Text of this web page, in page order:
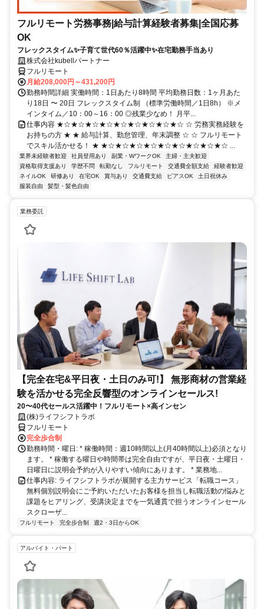
フルリモート労務事務|給与計算経験者募集|全国応募
OK
フレックスタイム✨子育て世代60％活躍中✨在宅勤務手当あり
株式会社kubellパートナー
フルリモート
月給208,000円～431,200円
勤務時間詳細 実働時間：1日あたり8時間 平均勤務日数：1ヶ月あた
り18日 〜 20日 フレックスタイム制 （標準労働時間／1日8h） ※メ
インタイム／10：00～16：00 ◎残業少なめ！ 月平...
仕事内容 ★☆★☆★☆★☆★☆★☆★☆★☆★☆ ☆ 労務実務経験を
お持ちの方 ★ ★ 給与計算、勤怠管理、年末調整 ☆ ☆ フルリモート
でスキル活かせる！ ★ ★☆★☆★☆★☆★☆★☆★☆★☆★☆ ...
業界未経験者歓迎 社員登用あり 副業・WワークOK
主婦・主夫歓迎
資格取得支援あり
学歴不問 転勤なし フルリモート 交通費全額支給
経験者歓迎
ネイルOK
研修あり 在宅OK 賞与あり 交通費支給 ピアスOK
土日祝休み
服装自由
髪型・髪色自由
業務委託
【完全在宅&平日夜・土日のみ可!】 無形商材の営業経
験を活かせる完全反響型のオンラインセールス!
20〜40代セールス活躍中！フルリモート×高インセン
(株)ライフシフトラボ
フルリモート
完全歩合制
勤務時間・曜日: * 稼働時間：週10時間以上(月40時間以上)必須となり
ます。 * 稼働する曜日や時間帯は完全自由ですが、平日夜・土曜日・
日曜日に説明会予約が入りやすい傾向にあります。 * 業務地...
仕事内容: ライフシフトラボが展開する主力サービス「転職コース」
無料個別説明会にご予約いただいたお客様を担当し転職活動の悩みと
課題をヒアリング、受講決定までを一気通貫で担うオンラインセール
スクローザ...
フルリモート 完全歩合制 週2・3日からOK
アルバイト・パート